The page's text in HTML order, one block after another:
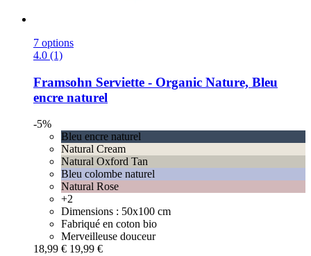
7 options
4.0 (1)
Framsohn Serviette -​ Organic Nature, Bleu
encre naturel
-5%
Bleu encre naturel
Natural Cream
Natural Oxford Tan
Bleu colombe naturel
Natural Rose
+2
Dimensions : 50x100 cm
Fabriqué en coton bio
Merveilleuse douceur
18,99 € 19,99 €